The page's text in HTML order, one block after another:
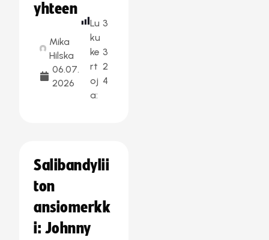
yhteen
Mika
Hilska
06.07.
2026
Lu
ku
ke
rt
oj
a:
3
3
2
4
Salibandylii
ton
ansiomerkk
i: Johnny